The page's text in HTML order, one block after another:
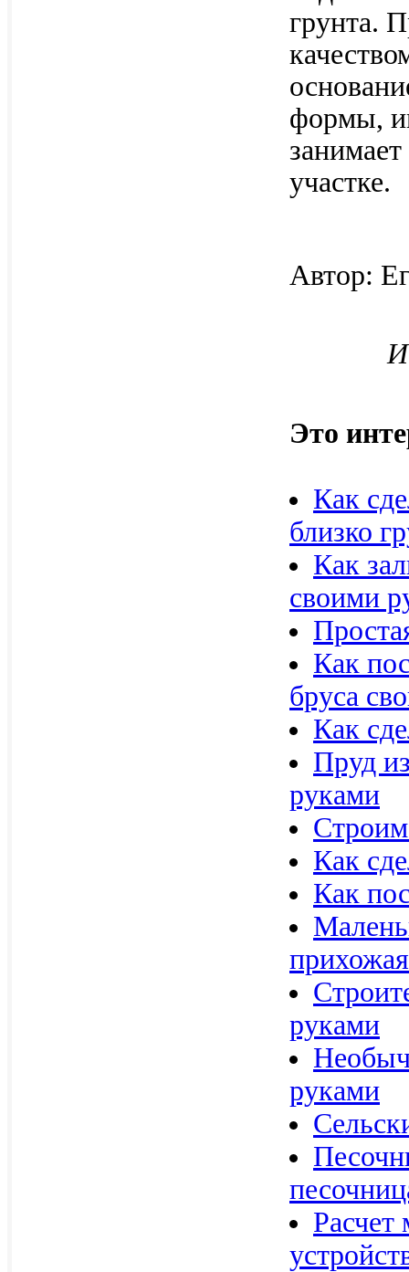
грунта.
формы,
участке.
Автор:
Это
Как
близко
Как
своими
Как
бруса
Как
Пруд
руками
Как
Как
прихожая
руками
руками
Расчет